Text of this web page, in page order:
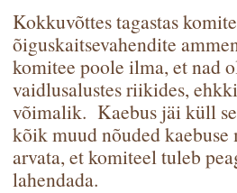
Kokkuvõttes tagastas
õiguskaitsevahendite
komitee poole ilma, et nad
vaidlusalustes riikides,
võimalik. Kaebus jäi küll
kõik muud nõuded
arvata, et komiteel tuleb
lahendada.